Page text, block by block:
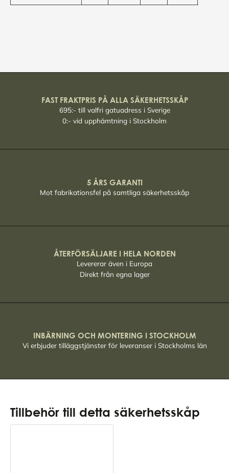
FAST FRAKTPRIS PÅ ALLA SÄKERHETSSKÅP
695:- till valfri gatuadress i Sverige
0:- vid upphämtning i Stockholm
5 ÅRS GARANTI
Mot fabrikationsfel på samtliga säkerhetsskåp
ÅTERFÖRSÄLJARE I HELA NORDEN
Levererar även i Europa
Direkt från egna lager
INBÄRNING OCH MONTERING I STOCKHOLM
Vi erbjuder tilläggstjänster för leveranser i Stockholms län
Tillbehör till detta säkerhetsskåp